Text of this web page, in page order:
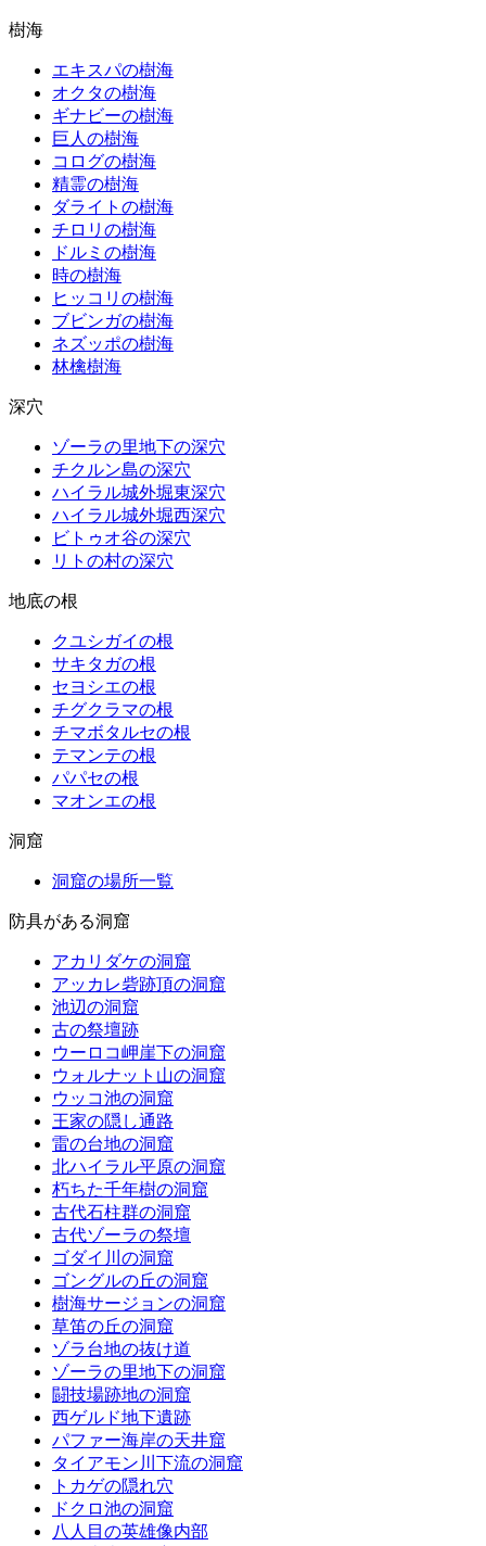
樹海
エキスパの樹海
オクタの樹海
ギナビーの樹海
巨人の樹海
コログの樹海
精霊の樹海
ダライトの樹海
チロリの樹海
ドルミの樹海
時の樹海
ヒッコリの樹海
ブビンガの樹海
ネズッポの樹海
林檎樹海
深穴
ゾーラの里地下の深穴
チクルン島の深穴
ハイラル城外堀東深穴
ハイラル城外堀西深穴
ビトゥオ谷の深穴
リトの村の深穴
地底の根
クユシガイの根
サキタガの根
セヨシエの根
チグクラマの根
チマボタルセの根
テマンテの根
パパセの根
マオンエの根
洞窟
洞窟の場所一覧
防具がある洞窟
アカリダケの洞窟
アッカレ砦跡頂の洞窟
池辺の洞窟
古の祭壇跡
ウーロコ岬崖下の洞窟
ウォルナット山の洞窟
ウッコ池の洞窟
王家の隠し通路
雷の台地の洞窟
北ハイラル平原の洞窟
朽ちた千年樹の洞窟
古代石柱群の洞窟
古代ゾーラの祭壇
ゴダイ川の洞窟
ゴングルの丘の洞窟
樹海サージョンの洞窟
草笛の丘の洞窟
ゾラ台地の抜け道
ゾーラの里地下の洞窟
闘技場跡地の洞窟
西ゲルド地下遺跡
パファー海岸の天井窟
タイアモン川下流の洞窟
トカゲの隠れ穴
ドクロ池の洞窟
八人目の英雄像内部